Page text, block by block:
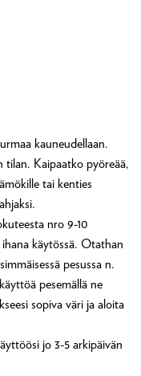
kauneudellaan.
tilan. Kaipaatko pyöreää,
tai kenties
nro 9-10
käytössä. Otathan
pesussa n.
pesemällä ne
sopiva väri ja aloita
jo 3-5 arkipäivän